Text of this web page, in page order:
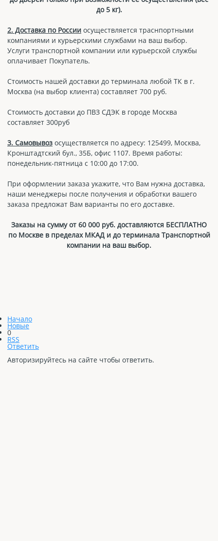
до 5 кг).
2. Доставка по России осуществляется траснпортными
компаниями и курьерскими службами на ваш выбор.
Услуги транспортной компании или курьерской службы
оплачивает Покупатель.
Стоимость нашей доставки до терминала любой ТК в г.
Москва (на выбор клиента) составляет 700 руб.
Стоимость доставки до ПВЗ СДЭК в городе Москва
составляет 300руб
3. Самовывоз осуществляется по адресу: 125499, Москва,
Кронштадтский бул., 35Б, офис 1107. Время работы:
понедельник-пятница с 10:00 до 17:00.
При оформлении заказа укажите, что Вам нужна доставка,
наши менеджеры после получения и обработки вашего
заказа предложат Вам варианты по его доставке.
Заказы на сумму от 60 000 руб. доставляются БЕСПЛАТНО
по Москве в пределах МКАД и до терминала Транспортной
компании на ваш выбор.
Начало
Новые
0
RSS
Ответить
Авторизируйтесь на сайте чтобы ответить.